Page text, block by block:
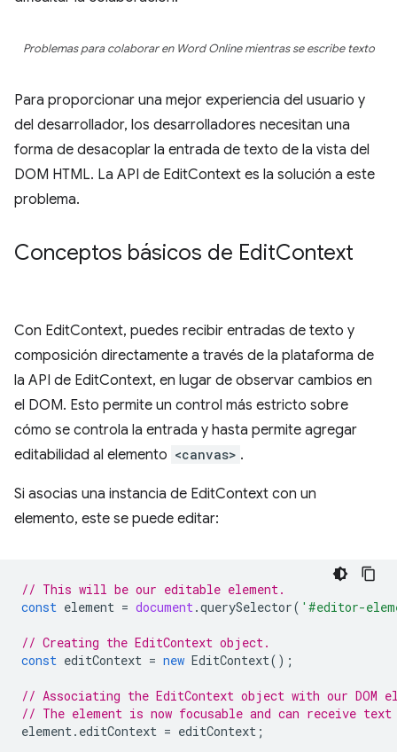
Problemas para colaborar en Word Online mientras se escribe texto
Para proporcionar una mejor experiencia del usuario y
del desarrollador, los desarrolladores necesitan una
forma de desacoplar la entrada de texto de la vista del
DOM HTML. La API de EditContext es la solución a este
problema.
Conceptos básicos de EditContext
Con EditContext, puedes recibir entradas de texto y
composición directamente a través de la plataforma de
la API de EditContext, en lugar de observar cambios en
el DOM. Esto permite un control más estricto sobre
cómo se controla la entrada y hasta permite agregar
editabilidad al elemento <canvas> .
Si asocias una instancia de EditContext con un
elemento, este se puede editar:
// This will be our editable element.
const element = document.querySelector( '#editor-
// Creating the EditContext object.
const editContext = new EditContext();
// Associating the EditContext object with our DOM
// The element is now focusable and can receive
element. editContext = editContext ;